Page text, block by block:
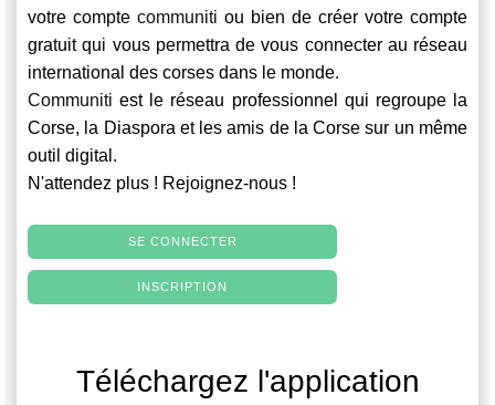
votre compte communiti ou bien de créer votre compte
gratuit qui vous permettra de vous connecter au réseau
international des corses dans le monde.
Communiti est le réseau professionnel qui regroupe la
Corse, la Diaspora et les amis de la Corse sur un même
outil digital.
N'attendez plus ! Rejoignez-nous !
SE CONNECTER
INSCRIPTION
Téléchargez l'application